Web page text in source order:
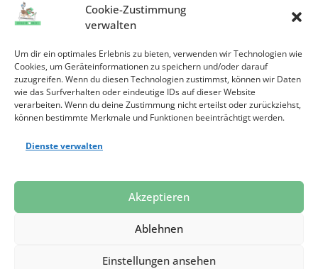
Cookie-Zustimmung
verwalten
Um dir ein optimales Erlebnis zu bieten, verwenden wir Technologien wie
Cookies, um Geräteinformationen zu speichern und/oder darauf
zuzugreifen. Wenn du diesen Technologien zustimmst, können wir Daten
wie das Surfverhalten oder eindeutige IDs auf dieser Website
verarbeiten. Wenn du deine Zustimmung nicht erteilst oder zurückziehst,
können bestimmte Merkmale und Funktionen beeinträchtigt werden.
Dienste verwalten
Akzeptieren
Ablehnen
Einstellungen ansehen
Jetzt spenden
DatenschutzImpressumPresse